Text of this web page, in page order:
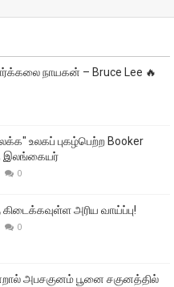
நாயகன் – Bruce Lee 🔥
உலகப் புகழ்பெற்ற Booker
இலங்கையர்
0
அரிய வாய்ப்பு!
0
அபசகுனம் பூனை சகுனத்தில்